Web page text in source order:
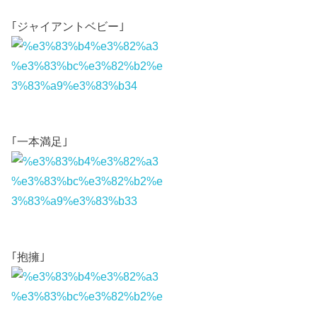
｢ジャイアントベビー｣
｢一本満足｣
｢抱擁｣